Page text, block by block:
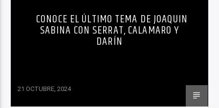
CONOCE EL ÚLTIMO TEMA DE JOAQUIN
SABINA CON SERRAT, CALAMARO Y
DARÍN
21 OCTUBRE, 2024